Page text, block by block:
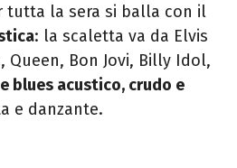
tutta la sera si balla con il
: la scaletta va da Elvis
Queen, Bon Jovi, Billy Idol,
blues acustico, crudo e
e danzante.